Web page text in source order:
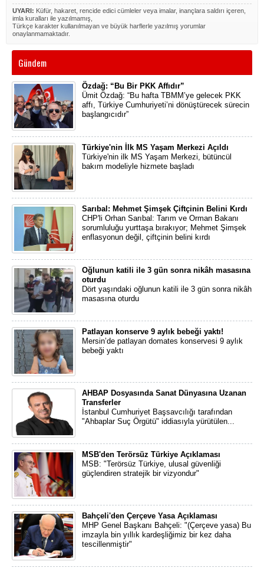
UYARI: Küfür, hakaret, rencide edici cümleler veya imalar, inançlara saldırı içeren,
imla kuralları ile yazılmamış,
Türkçe karakter kullanılmayan ve büyük harflerle yazılmış yorumlar
onaylanmamaktadır.
Gündem
Özdağ: “Bu Bir PKK Affıdır”
Ümit Özdağ: “Bu hafta TBMM’ye gelecek PKK
affı, Türkiye Cumhuriyeti’ni dönüştürecek sürecin
başlangıcıdır”
Türkiye'nin İlk MS Yaşam Merkezi Açıldı
Türkiye'nin ilk MS Yaşam Merkezi, bütüncül
bakım modeliyle hizmete başladı
Sarıbal: Mehmet Şimşek Çiftçinin Belini Kırdı
CHP'li Orhan Sarıbal: Tarım ve Orman Bakanı
sorumluluğu yurttaşa bırakıyor; Mehmet Şimşek
enflasyonun değil, çiftçinin belini kırdı
Oğlunun katili ile 3 gün sonra nikâh masasına
oturdu
Dört yaşındaki oğlunun katili ile 3 gün sonra nikâh
masasına oturdu
Patlayan konserve 9 aylık bebeği yaktı!
Mersin’de patlayan domates konservesi 9 aylık
bebeği yaktı
AHBAP Dosyasında Sanat Dünyasına Uzanan
Transferler
İstanbul Cumhuriyet Başsavcılığı tarafından
"Ahbaplar Suç Örgütü" iddiasıyla yürütülen...
MSB'den Terörsüz Türkiye Açıklaması
MSB: "Terörsüz Türkiye, ulusal güvenliği
güçlendiren stratejik bir vizyondur"
Bahçeli'den Çerçeve Yasa Açıklaması
MHP Genel Başkanı Bahçeli: "(Çerçeve yasa) Bu
imzayla bin yıllık kardeşliğimiz bir kez daha
tescillenmiştir"